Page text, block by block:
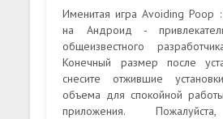
Именитая игра Avoiding Poop
на Андроид -
общеизвестного
Конечный размер после
снесите отжившие
объема для спокойной
приложения.